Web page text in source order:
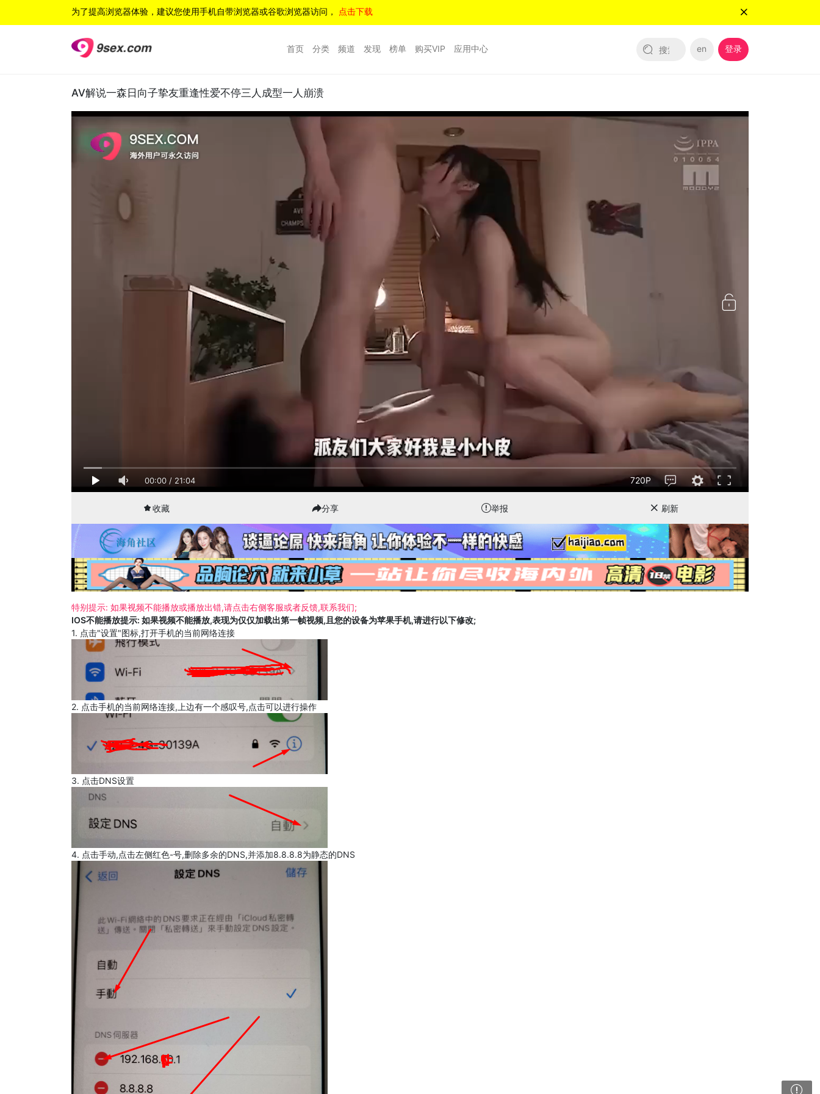
为了提高浏览器体验，建议您使用手机自带浏览器或谷歌浏览器访问， 点击下载
首页 分类 频道 发现 榜单 购买VIP 应用中心 en 登录
AV解说一森日向子挚友重逢性爱不停三人成型一人崩溃
00:00 / 21:04 720P
收藏 分享 举报 刷新
特别提示: 如果视频不能播放或播放出错,请点击右侧客服或者反馈,联系我们;
IOS不能播放提示: 如果视频不能播放,表现为仅仅加载出第一帧视频,且您的设备为苹果手机,请进行以下修改;
1. 点击"设置"图标,打开手机的当前网络连接
2. 点击手机的当前网络连接,上边有一个感叹号,点击可以进行操作
3. 点击DNS设置
4. 点击手动,点击左侧红色-号,删除多余的DNS,并添加8.8.8.8为静态的DNS